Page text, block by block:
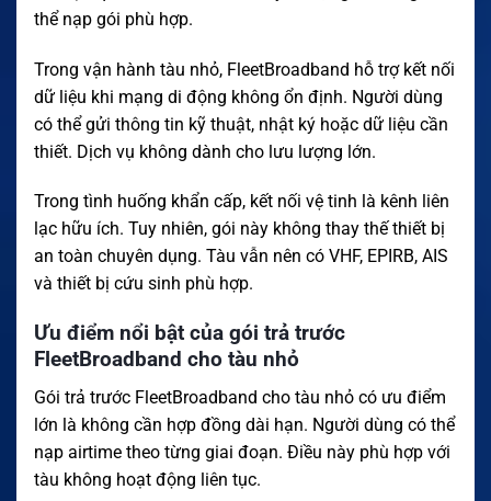
thể nạp gói phù hợp.
Trong vận hành tàu nhỏ, FleetBroadband hỗ trợ kết nối
dữ liệu khi mạng di động không ổn định. Người dùng
có thể gửi thông tin kỹ thuật, nhật ký hoặc dữ liệu cần
thiết. Dịch vụ không dành cho lưu lượng lớn.
Trong tình huống khẩn cấp, kết nối vệ tinh là kênh liên
lạc hữu ích. Tuy nhiên, gói này không thay thế thiết bị
an toàn chuyên dụng. Tàu vẫn nên có VHF, EPIRB, AIS
và thiết bị cứu sinh phù hợp.
Ưu điểm nổi bật của gói trả trước
FleetBroadband cho tàu nhỏ
Gói trả trước FleetBroadband cho tàu nhỏ có ưu điểm
lớn là không cần hợp đồng dài hạn. Người dùng có thể
nạp airtime theo từng giai đoạn. Điều này phù hợp với
tàu không hoạt động liên tục.